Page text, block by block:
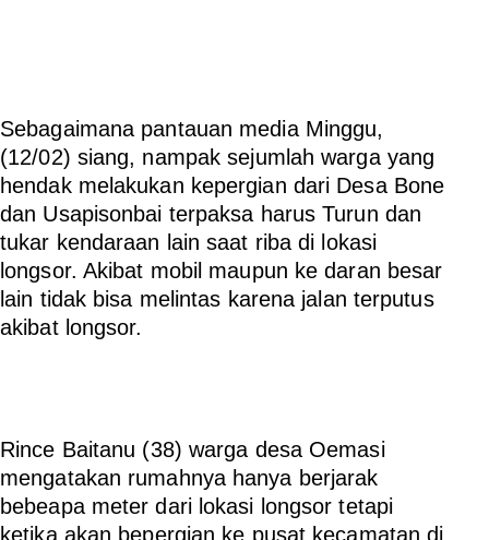
Sebagaimana pantauan media Minggu,
(12/02) siang, nampak sejumlah warga yang
hendak melakukan kepergian dari Desa Bone
dan Usapisonbai terpaksa harus Turun dan
tukar kendaraan lain saat riba di lokasi
longsor. Akibat mobil maupun ke daran besar
lain tidak bisa melintas karena jalan terputus
akibat longsor.
Rince Baitanu (38) warga desa Oemasi
mengatakan rumahnya hanya berjarak
bebeapa meter dari lokasi longsor tetapi
ketika akan bepergian ke pusat kecamatan di